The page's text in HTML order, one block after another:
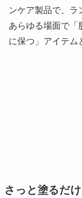
ンケア製品で、ラ
あらゆる場面で「
に保つ」アイテム
さっと塗るだ